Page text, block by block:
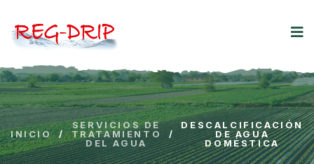
INICIO /
SERVICIOS DE
TRATAMIENTO
DEL AGUA
/
DESCALCIFICACIÓN
DE AGUA
DOMÉSTICA